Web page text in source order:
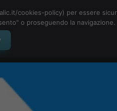
News
cookies-policy) per essere
o proseguendo la navigazione.